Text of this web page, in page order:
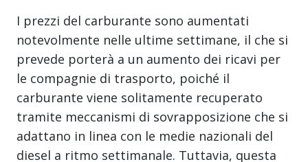
I prezzi del carburante sono aumentati
notevolmente nelle ultime settimane, il che si
prevede porterà a un aumento dei ricavi per
le compagnie di trasporto, poiché il
carburante viene solitamente recuperato
tramite meccanismi di sovrapposizione che si
adattano in linea con le medie nazionali del
diesel a ritmo settimanale. Tuttavia, questa